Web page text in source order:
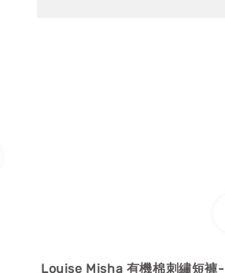
Louise Misha 有機棉刺繡短褲-